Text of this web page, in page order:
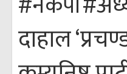
दाहाल